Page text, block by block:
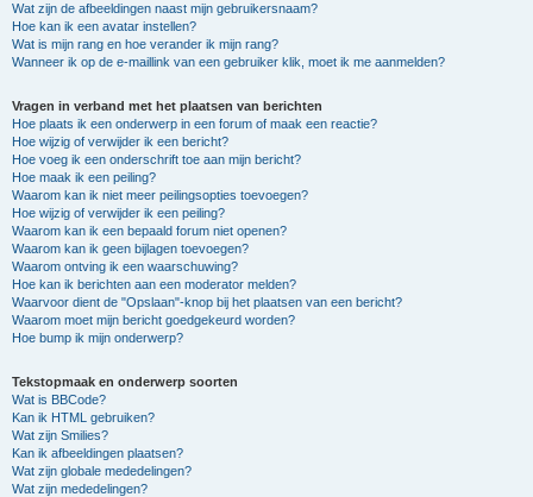
Wat zijn de afbeeldingen naast mijn gebruikersnaam?
Hoe kan ik een avatar instellen?
Wat is mijn rang en hoe verander ik mijn rang?
Wanneer ik op de e-maillink van een gebruiker klik, moet ik me aanmelden?
Vragen in verband met het plaatsen van berichten
Hoe plaats ik een onderwerp in een forum of maak een reactie?
Hoe wijzig of verwijder ik een bericht?
Hoe voeg ik een onderschrift toe aan mijn bericht?
Hoe maak ik een peiling?
Waarom kan ik niet meer peilingsopties toevoegen?
Hoe wijzig of verwijder ik een peiling?
Waarom kan ik een bepaald forum niet openen?
Waarom kan ik geen bijlagen toevoegen?
Waarom ontving ik een waarschuwing?
Hoe kan ik berichten aan een moderator melden?
Waarvoor dient de "Opslaan"-knop bij het plaatsen van een bericht?
Waarom moet mijn bericht goedgekeurd worden?
Hoe bump ik mijn onderwerp?
Tekstopmaak en onderwerp soorten
Wat is BBCode?
Kan ik HTML gebruiken?
Wat zijn Smilies?
Kan ik afbeeldingen plaatsen?
Wat zijn globale mededelingen?
Wat zijn mededelingen?